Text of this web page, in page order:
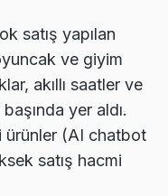
satış yapılan
ve giyim
akıllı saatler ve
yer aldı.
ürünler (AI chatbot
satış hacmi